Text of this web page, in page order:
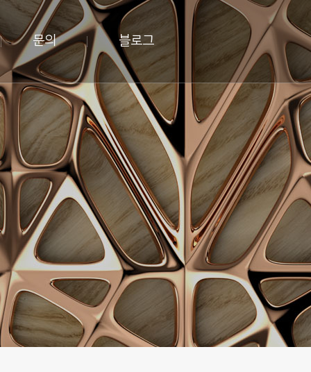
문의 블로그